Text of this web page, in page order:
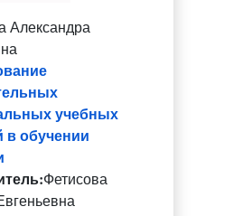
Александра
учебных
в обучении
Фетисова